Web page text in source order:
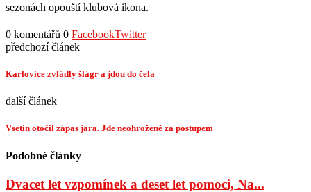
sezonách opouští klubová ikona.
0 komentářů 0 FacebookTwitter
předchozí článek
Karlovice zvládly šlágr a jdou do čela
další článek
Vsetín otočil zápas jara. Jde neohroženě za postupem
Podobné články
Dvacet let vzpomínek a deset let pomoci, Na...